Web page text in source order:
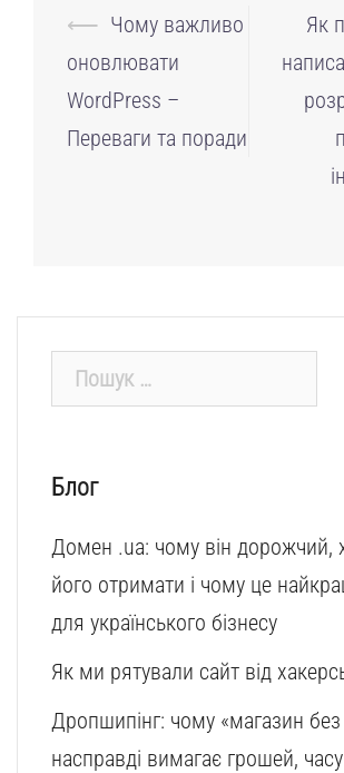
Навігація
по
запису
⟵ Чому важливо
оновлювати
WordPress –
Переваги та поради
Як
Пошук:
Блог
Домен .ua: чому він дорожчий,
його отримати і чому це
для українського бізнесу
Як ми рятували сайт від
Дропшипінг: чому «магазин
насправді вимагає грошей, часу